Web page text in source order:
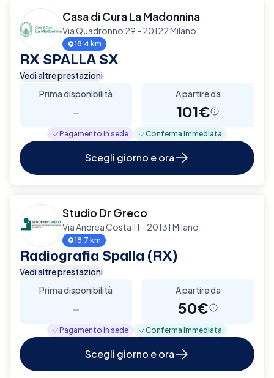
Casa di Cura La Madonnina
Via Quadronno 29 - 20122 Milano
18.4 km
RX SPALLA SX
Vedi altre prestazioni
Prima disponibilità
-
A partire da
101€
Pagamento in sede Conferma immediata
Scegli giorno e ora
Studio Dr Greco
Via Andrea Costa 11 - 20131 Milano
18.7 km
Radiografia Spalla (RX)
Vedi altre prestazioni
Prima disponibilità
-
A partire da
50€
Pagamento in sede Conferma immediata
Scegli giorno e ora